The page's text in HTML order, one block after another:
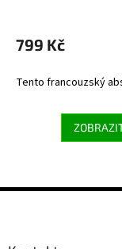
799 Kč
Tento francouzský
Z